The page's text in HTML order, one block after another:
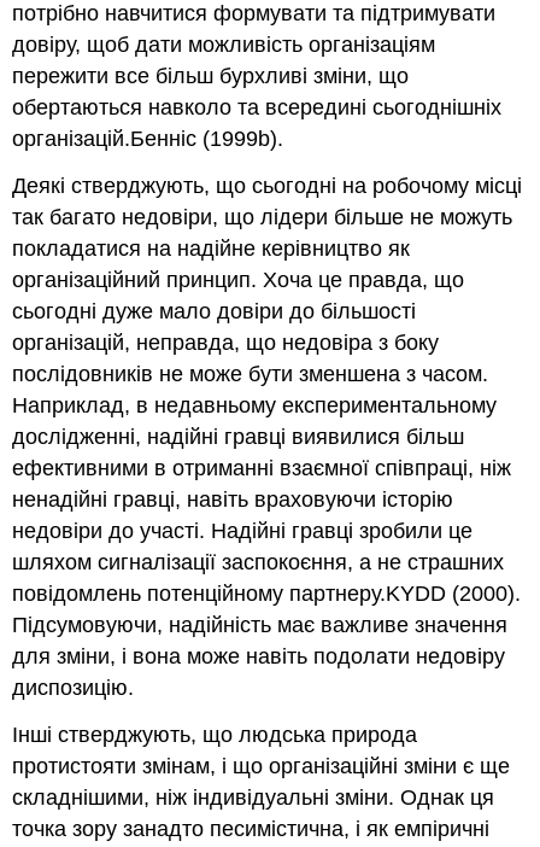
потрібно навчитися формувати та підтримувати
довіру, щоб дати можливість організаціям
пережити все більш бурхливі зміни, що
обертаються навколо та всередині сьогоднішніх
організацій.Бенніс (1999b).
Деякі стверджують, що сьогодні на робочому місці
так багато недовіри, що лідери більше не можуть
покладатися на надійне керівництво як
організаційний принцип. Хоча це правда, що
сьогодні дуже мало довіри до більшості
організацій, неправда, що недовіра з боку
послідовників не може бути зменшена з часом.
Наприклад, в недавньому експериментальному
дослідженні, надійні гравці виявилися більш
ефективними в отриманні взаємної співпраці, ніж
ненадійні гравці, навіть враховуючи історію
недовіри до участі. Надійні гравці зробили це
шляхом сигналізації заспокоєння, а не страшних
повідомлень потенційному партнеру.KYDD (2000).
Підсумовуючи, надійність має важливе значення
для зміни, і вона може навіть подолати недовіру
диспозицію.
Інші стверджують, що людська природа
протистояти змінам, і що організаційні зміни є ще
складнішими, ніж індивідуальні зміни. Однак ця
точка зору занадто песимістична, і як емпіричні